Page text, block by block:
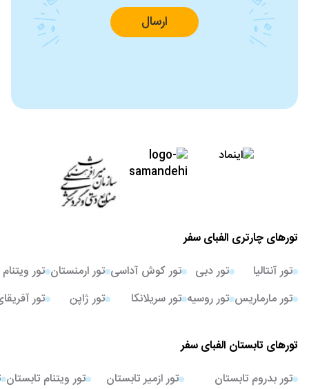
ارسال
تورهای چارتری الفبای سفر
تور آنتالیا
تور مارماریس
تور دبی
تور روسیه
تور کوش آداسی
تور سریلانکا
تور ارمنستان
تور ژاپن
تور ویتنام
تور
تورهای تابستان الفبای سفر
تور بدروم تابستان
تور ازمیر تابستان
تور ویتنام تابستان